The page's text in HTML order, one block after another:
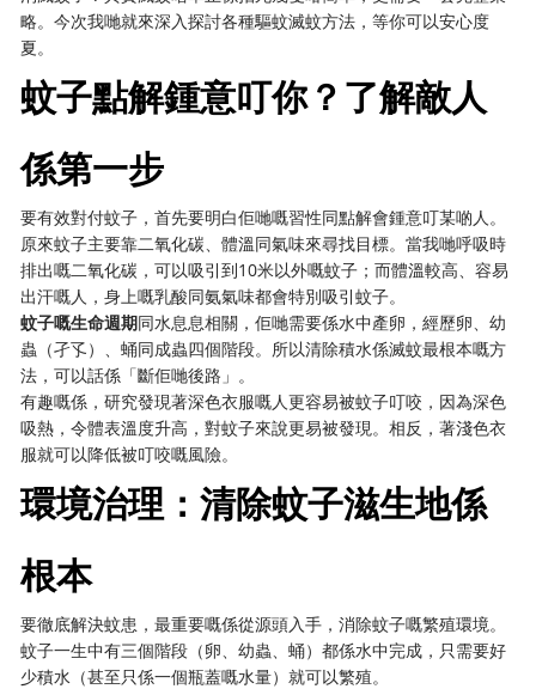
略。今次我哋就來深入探討各種驅蚊滅蚊方法，等你可以安心度
夏。
蚊子點解鍾意叮你？了解敵人
係第一步
要有效對付蚊子，首先要明白佢哋嘅習性同點解會鍾意叮某啲人。
原來蚊子主要靠二氧化碳、體溫同氣味來尋找目標。當我哋呼吸時
排出嘅二氧化碳，可以吸引到10米以外嘅蚊子；而體溫較高、容易
出汗嘅人，身上嘅乳酸同氨氣味都會特別吸引蚊子。
蚊子嘅生命週期同水息息相關，佢哋需要係水中產卵，經歷卵、幼
蟲（孑孓）、蛹同成蟲四個階段。所以清除積水係滅蚊最根本嘅方
法，可以話係「斷佢哋後路」。
有趣嘅係，研究發現著深色衣服嘅人更容易被蚊子叮咬，因為深色
吸熱，令體表溫度升高，對蚊子來說更易被發現。相反，著淺色衣
服就可以降低被叮咬嘅風險。
環境治理：清除蚊子滋生地係
根本
要徹底解決蚊患，最重要嘅係從源頭入手，消除蚊子嘅繁殖環境。
蚊子一生中有三個階段（卵、幼蟲、蛹）都係水中完成，只需要好
少積水（甚至只係一個瓶蓋嘅水量）就可以繁殖。